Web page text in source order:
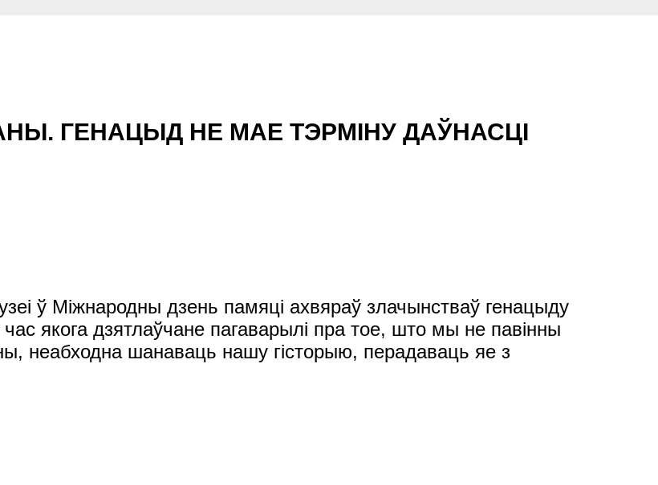
ГЕНАЦЫД НЕ МАЕ ТЭРМІНУ ДАЎНАСЦІ
ў Міжнародны дзень памяці ахвяраў злачынстваў генацыду
якога дзятлаўчане пагаварылі пра тое, што мы не павінны
неабходна шанаваць нашу гісторыю, перадаваць яе з